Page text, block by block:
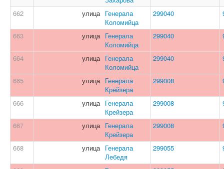
662
улица Генерала
Коломийца
299040
663 улица Генерала
Коломийца
299040
664 улица Генерала
Коломийца
299040
665 улица Генерала
Крейзера
299008
666 улица Генерала
Крейзера
299008
667 улица Генерала
Крейзера
299008
668 улица Генерала
Лебедя
299055